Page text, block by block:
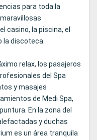
para toda la
casino, la piscina, el
la discoteca.
relax, los pasajeros
del Spa
y masajes
de Medi Spa,
En la zona del
y duchas
es un área tranquila